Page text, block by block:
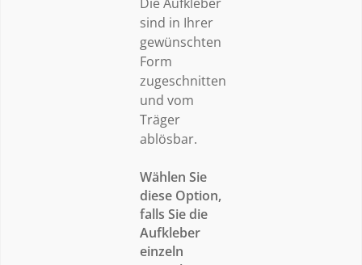
sind in Ihrer
gewünschten
Form
zugeschnitten
und vom
Träger
ablösbar.
Wählen Sie
diese Option,
falls Sie die
Aufkleber
einzeln